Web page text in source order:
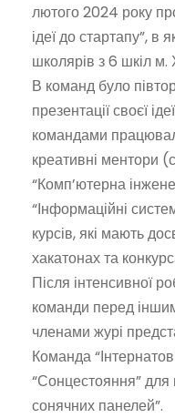
лютого 2024 року
ідеї до стартапу”, в
школярів з 6 шкіл
В команд було
презентації своєї
командами
креативні ментори
“Комп’ютерна
“Інформаційні
курсів, які мають
хакатонах та
Після інтенсивної
команди перед
членами журі
Команда
“Сонцестояння”
сонячних панелей”.